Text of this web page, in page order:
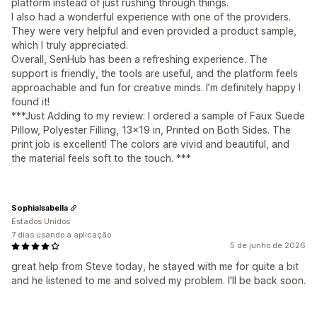
platform instead of just rushing through things.
I also had a wonderful experience with one of the providers.
They were very helpful and even provided a product sample,
which I truly appreciated.
Overall, SenHub has been a refreshing experience. The
support is friendly, the tools are useful, and the platform feels
approachable and fun for creative minds. I’m definitely happy I
found it!
***Just Adding to my review: I ordered a sample of Faux Suede
Pillow, Polyester Filling, 13x19 in, Printed on Both Sides. The
print job is excellent! The colors are vivid and beautiful, and
the material feels soft to the touch. ***
5 de junho de 2026
great help from Steve today, he stayed with me for quite a bit
and he listened to me and solved my problem. I'll be back soon.
SophiaIsabella
Estados Unidos
7 dias usando a aplicação